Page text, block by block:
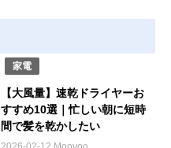
家電
【大風量】速乾ドライヤーお
すすめ10選｜忙しい朝に短時
間で髪を乾かしたい